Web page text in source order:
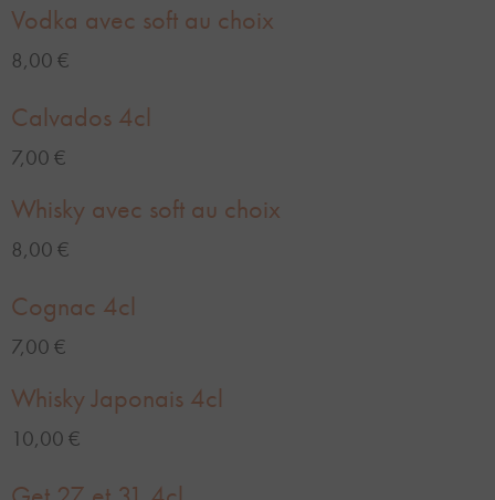
Vodka avec soft au choix
8,00 €
Calvados 4cl
7,00 €
Whisky avec soft au choix
8,00 €
Cognac 4cl
7,00 €
Whisky Japonais 4cl
10,00 €